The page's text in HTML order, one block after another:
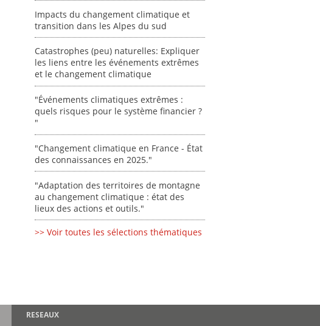
[ Ressource électronique ]
[ Ressource électronique ]
0000
[ Ressource électronique ]
0000
Impacts du changement climatique et
transition dans les Alpes du sud
Catastrophes (peu) naturelles: Expliquer
les liens entre les événements extrêmes
et le changement climatique
"Événements climatiques extrêmes :
quels risques pour le système financier ?
"
"Changement climatique en France - État
des connaissances en 2025."
"Adaptation des territoires de montagne
au changement climatique : état des
lieux des actions et outils."
>> Voir toutes les sélections thématiques
RESEAUX